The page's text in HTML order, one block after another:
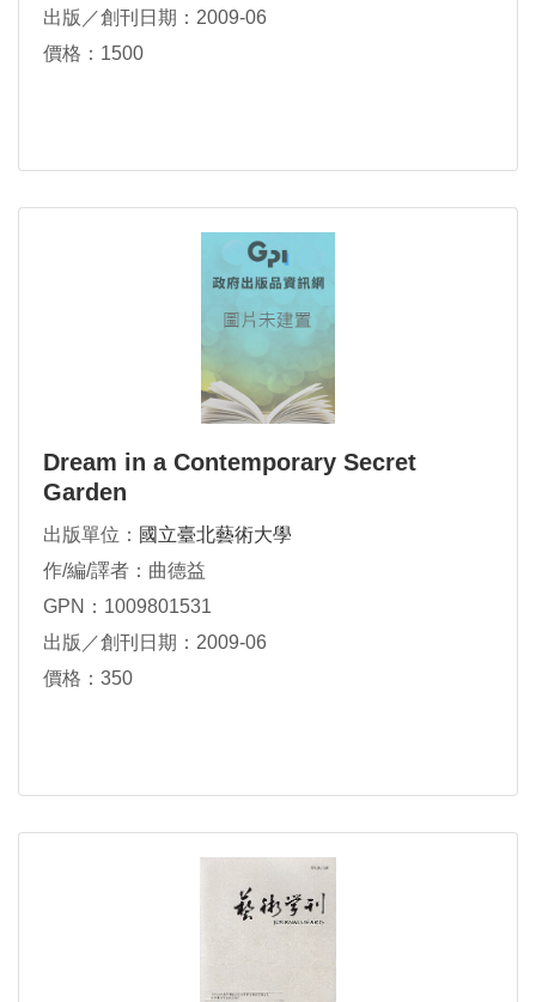
出版／創刊日期：2009-06
價格：1500
Dream in a Contemporary Secret
Garden
出版單位： 國立臺北藝術大學
作/編/譯者：曲德益
GPN：1009801531
出版／創刊日期：2009-06
價格：350